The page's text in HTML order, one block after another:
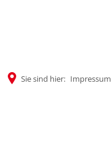
Sie sind hier: Impressum